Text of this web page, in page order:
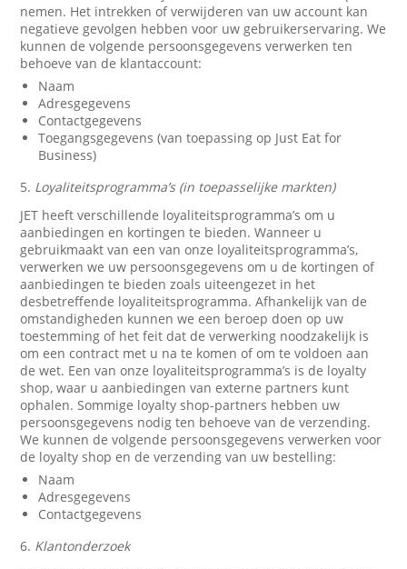
nemen. Het intrekken of verwijderen van uw account kan
negatieve gevolgen hebben voor uw gebruikerservaring. We
kunnen de volgende persoonsgegevens verwerken ten
behoeve van de klantaccount:
Naam
Adresgegevens
Contactgegevens
Toegangsgegevens (van toepassing op Just Eat for
Business)
5. Loyaliteitsprogramma’s (in toepasselijke markten)
JET heeft verschillende loyaliteitsprogramma’s om u
aanbiedingen en kortingen te bieden. Wanneer u
gebruikmaakt van een van onze loyaliteitsprogramma’s,
verwerken we uw persoonsgegevens om u de kortingen of
aanbiedingen te bieden zoals uiteengezet in het
desbetreffende loyaliteitsprogramma. Afhankelijk van de
omstandigheden kunnen we een beroep doen op uw
toestemming of het feit dat de verwerking noodzakelijk is
om een contract met u na te komen of om te voldoen aan
de wet. Een van onze loyaliteitsprogramma’s is de loyalty
shop, waar u aanbiedingen van externe partners kunt
ophalen. Sommige loyalty shop-partners hebben uw
persoonsgegevens nodig ten behoeve van de verzending.
We kunnen de volgende persoonsgegevens verwerken voor
de loyalty shop en de verzending van uw bestelling:
Naam
Adresgegevens
Contactgegevens
6. Klantonderzoek